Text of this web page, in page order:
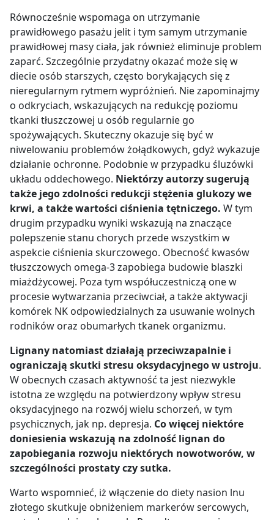
Równocześnie wspomaga on utrzymanie
prawidłowego pasażu jelit i tym samym utrzymanie
prawidłowej masy ciała, jak również eliminuje problem
zaparć. Szczególnie przydatny okazać może się w
diecie osób starszych, często borykających się z
nieregularnym rytmem wypróżnień. Nie zapominajmy
o odkryciach, wskazujących na redukcję poziomu
tkanki tłuszczowej u osób regularnie go
spożywających. Skuteczny okazuje się być w
niwelowaniu problemów żołądkowych, gdyż wykazuje
działanie ochronne. Podobnie w przypadku śluzówki
układu oddechowego. Niektórzy autorzy sugerują
także jego zdolności redukcji stężenia glukozy we
krwi, a także wartości ciśnienia tętniczego. W tym
drugim przypadku wyniki wskazują na znaczące
polepszenie stanu chorych przede wszystkim w
aspekcie ciśnienia skurczowego. Obecność kwasów
tłuszczowych omega-3 zapobiega budowie blaszki
miażdżycowej. Poza tym współuczestniczą one w
procesie wytwarzania przeciwciał, a także aktywacji
komórek NK odpowiedzialnych za usuwanie wolnych
rodników oraz obumarłych tkanek organizmu.
Lignany natomiast działają przeciwzapalnie i
ograniczają skutki stresu oksydacyjnego w ustroju.
W obecnych czasach aktywność ta jest niezwykle
istotna ze względu na potwierdzony wpływ stresu
oksydacyjnego na rozwój wielu schorzeń, w tym
psychicznych, jak np. depresja. Co więcej niektóre
doniesienia wskazują na zdolność lignan do
zapobiegania rozwoju niektórych nowotworów, w
szczególności prostaty czy sutka.
Warto wspomnieć, iż włączenie do diety nasion lnu
złotego skutkuje obniżeniem markerów sercowych,